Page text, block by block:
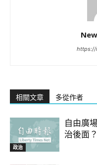
https://
相關文章 多從作者
政治
自由廣
治後面